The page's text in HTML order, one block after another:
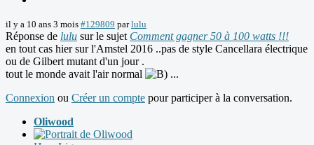
il y a 10 ans 3 mois #129809 parlulu
Réponse de lulu sur le sujet Comment gagner 50 à 100 watts !!!
en tout cas hier sur l'Amstel 2016 ..pas de style Cancellara électrique
ou de Gilbert mutant d'un jour .
tout le monde avait l'air normal
...
Connexion ou Créer un compte pour participer à la conversation.
Oliwood